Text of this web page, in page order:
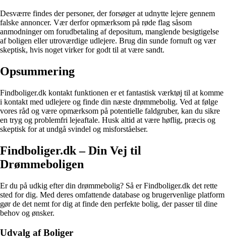
Desværre findes der personer, der forsøger at udnytte lejere gennem
falske annoncer. Vær derfor opmærksom på røde flag såsom
anmodninger om forudbetaling af depositum, manglende besigtigelse
af boligen eller utroværdige udlejere. Brug din sunde fornuft og vær
skeptisk, hvis noget virker for godt til at være sandt.
Opsummering
Findboliger.dk kontakt funktionen er et fantastisk værktøj til at komme
i kontakt med udlejere og finde din næste drømmebolig. Ved at følge
vores råd og være opmærksom på potentielle faldgruber, kan du sikre
en tryg og problemfri lejeaftale. Husk altid at være høflig, præcis og
skeptisk for at undgå svindel og misforståelser.
Findboliger.dk – Din Vej til
Drømmeboligen
Er du på udkig efter din drømmebolig? Så er Findboliger.dk det rette
sted for dig. Med deres omfattende database og brugervenlige platform
gør de det nemt for dig at finde den perfekte bolig, der passer til dine
behov og ønsker.
Udvalg af Boliger